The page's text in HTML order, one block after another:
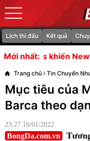
Lịch thi đấu Kết quả
Mới nhất:bối rối Đình
Trang chủ Tin Chuyển
Mục tiêu của
Barca theo
23:27 16/01/2022
BongDa.com.vn